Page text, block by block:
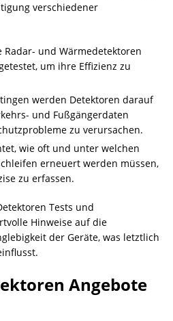
verschiedener
Radar- und Wärmedetektoren
um ihre Effizienz zu
werden Detektoren darauf
und Fußgängerdaten
zu verursachen.
wie oft und unter welchen
erneuert werden müssen,
zu erfassen.
Tests und
Hinweise auf die
der Geräte, was letztlich
Angebote